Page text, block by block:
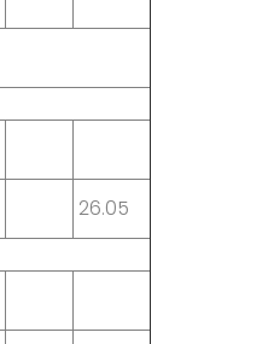
26.05